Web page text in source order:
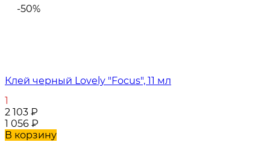
-50%
Клей черный Lovely "Focus", 11 мл
1
2 103 ₽
1 056 ₽
В корзину